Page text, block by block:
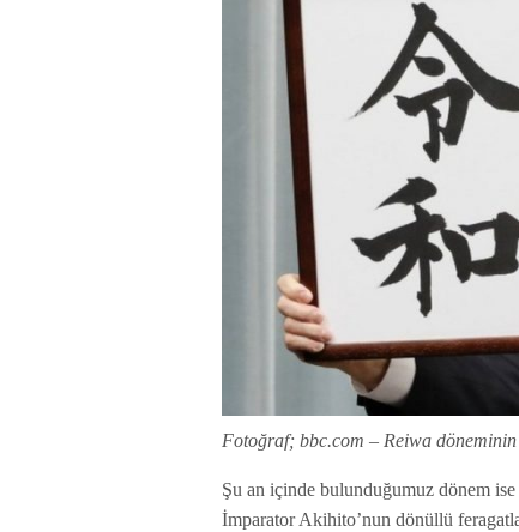
Fotoğraf; bbc.com – Reiwa döneminin
Şu an içinde bulunduğumuz dönem
İmparator Akihito’nun dönüllü